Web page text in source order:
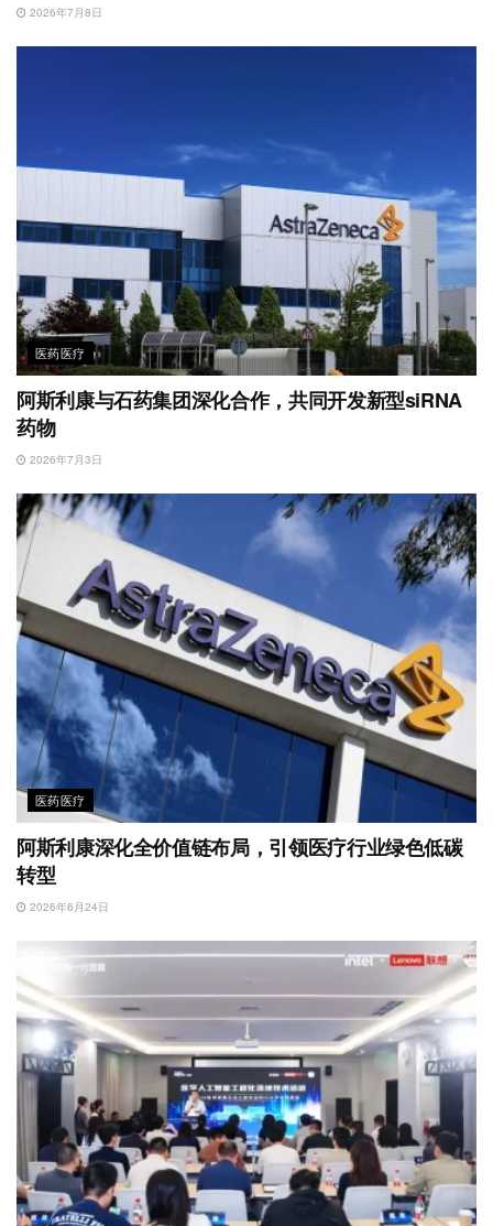
2026年7月8日
医药医疗
阿斯利康与石药集团深化合作，共同开发新型siRNA
药物
2026年7月3日
医药医疗
阿斯利康深化全价值链布局，引领医疗行业绿色低碳
转型
2026年6月24日